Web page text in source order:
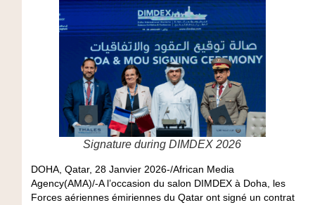
Signature during DIMDEX 2026
DOHA, Qatar, 28 Janvier 2026-/African Media
Agency(AMA)/-A l’occasion du salon DIMDEX à Doha, les
Forces aériennes émiriennes du Qatar ont signé un contrat